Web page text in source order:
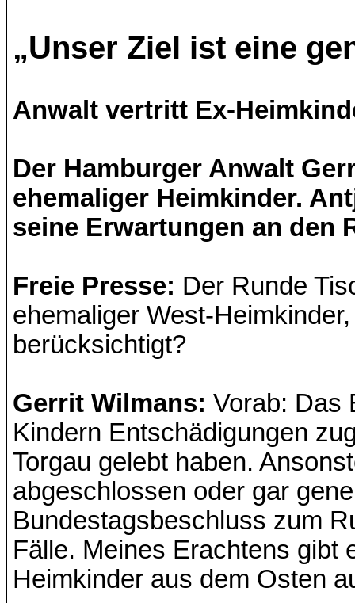
„Unser Ziel ist eine
Anwalt vertritt Ex-
Der Hamburger Anwalt
ehemaliger Heimkinder.
seine Erwartungen an den
Freie Presse: Der Runde
ehemaliger West-
berücksichtigt?
Gerrit Wilmans: Vorab: Das
Kindern Entschädigungen
Torgau gelebt haben.
abgeschlossen oder gar
Bundestagsbeschluss zum
Fälle. Meines Erachtens gibt
Heimkinder aus dem Osten